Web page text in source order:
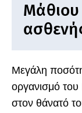
Μάθιου
Μεγάλη
οργανισμό
στον θάνατό